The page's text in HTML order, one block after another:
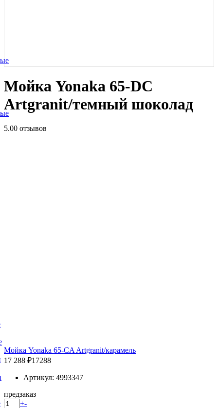
Мойка Yonaka 65-DC
Artgranit/темный шоколад
5.00 отзывов
Мойка Yonaka 65-CA Artgranit/карамель
17 288 ₽17288
Артикул: 4993347
предзаказ
+-